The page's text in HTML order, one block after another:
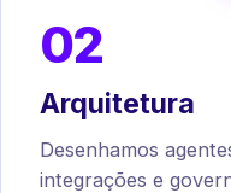
02
Arquitetura
Desenhamos
integrações e